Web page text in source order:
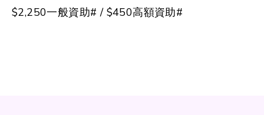
$2,250一般資助# / $450高額資助#